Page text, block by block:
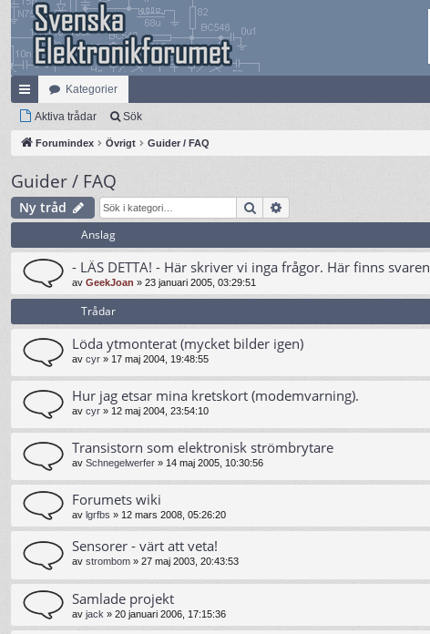
na
bb
nk
ar
Kategorier
Aktiva trådar Sök
Forumindex Övrigt Guider / FAQ
Guider / FAQ
Ny tråd Sök
Anslag
- LÄS DETTA! - Här skriver vi inga frågor. Här finns svaren
av GeekJoan » 23 januari 2005, 03:29:51
Trådar
Löda ytmonterat (mycket bilder igen)
av cyr » 17 maj 2004, 19:48:55
Hur jag etsar mina kretskort (modemvarning).
av cyr » 12 maj 2004, 23:54:10
Transistorn som elektronisk strömbrytare
av Schnegelwerfer » 14 maj 2005, 10:30:56
Forumets wiki
av lgrfbs » 12 mars 2008, 05:26:20
Sensorer - värt att veta!
av strombom » 27 maj 2003, 20:43:53
Samlade projekt
av jack » 20 januari 2006, 17:15:36